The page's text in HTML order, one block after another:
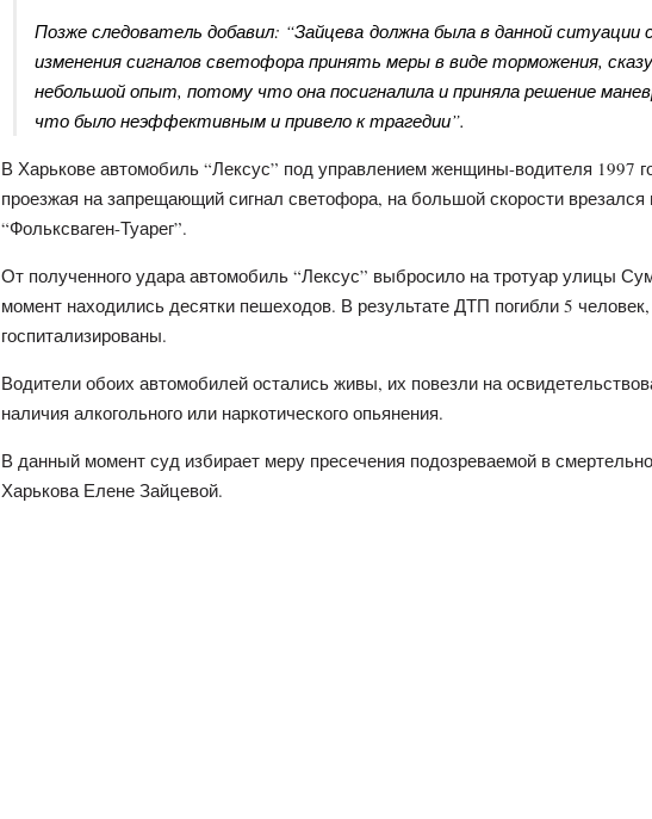
Позже следователь добавил: “Зайцева должна была в данной ситуации
изменения сигналов светофора принять меры в виде торможения,
небольшой опыт, потому что она посигналила и приняла решение
что было неэффективным и привело к трагедии”.
В Харькове автомобиль “Лексус” под управлением женщины-водителя 1997
проезжая на запрещающий сигнал светофора, на большой скорости врезался
“Фольксваген-Туарег”.
От полученного удара автомобиль “Лексус” выбросило на тротуар улицы
момент находились десятки пешеходов. В результате ДТП погибли 5
госпитализированы.
Водители обоих автомобилей остались живы, их повезли на
наличия алкогольного или наркотического опьянения.
В данный момент суд избирает меру пресечения подозреваемой в
Харькова Елене Зайцевой.